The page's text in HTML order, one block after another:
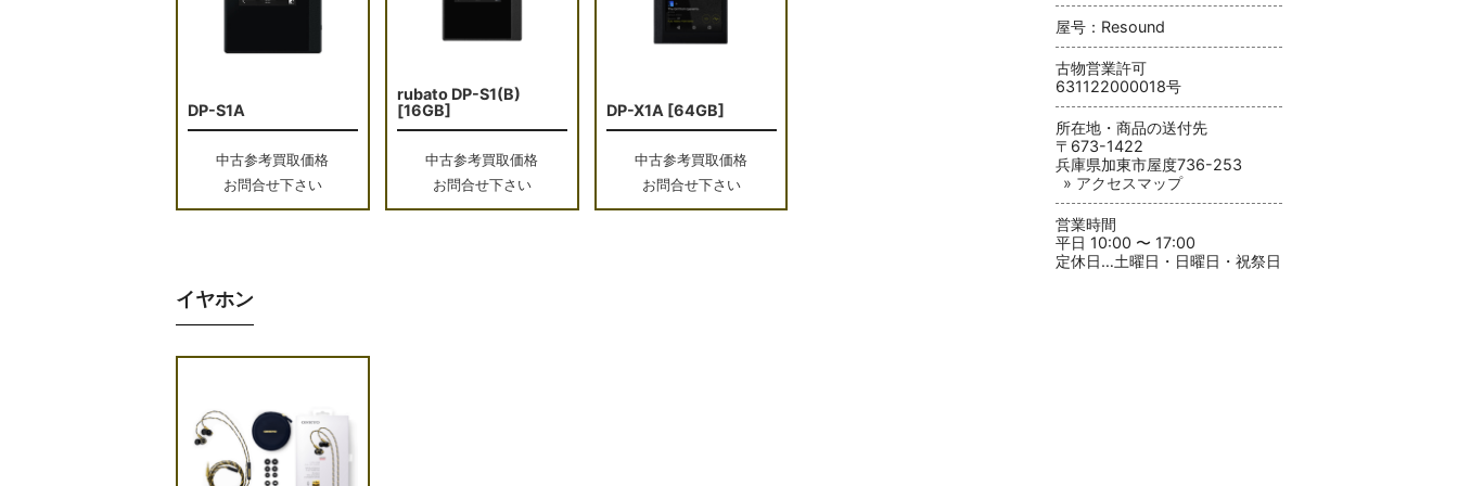
DP-S1A
中古参考買取価格
お問合せ下さい
rubato DP-S1(B)
[16GB]
中古参考買取価格
お問合せ下さい
DP-X1A [64GB]
中古参考買取価格
お問合せ下さい
イヤホン
屋号：Resound
古物営業許可
631122000018号
所在地・商品の送付先
〒673-1422
兵庫県加東市屋度736-253
» アクセスマップ
営業時間
平日 10:00 〜 17:00
定休日…土曜日・日曜日・祝祭日